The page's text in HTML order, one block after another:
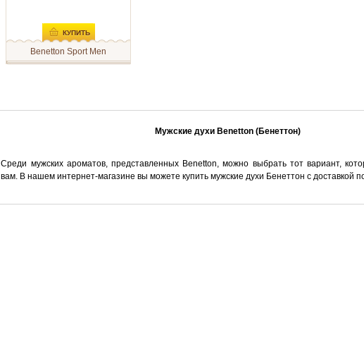
КУПИТЬ
Benetton Sport Men
Benetton Sport – это
начинается нотами лайма,
кедра, сандала, дубового мха,
ветивера и био-мускуса.
Мужские духи Benetton (Бенеттон)
Среди мужских ароматов, представленных Benetton, можно выбрать тот вариант,
вам. В нашем интернет-магазине вы можете купить мужские духи Бенеттон с доставкой